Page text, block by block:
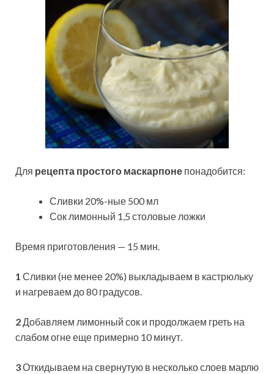
Для рецепта простого маскарпоне понадобится:
Сливки 20%-ные 500 мл
Сок лимонный 1,5 столовые ложки
Время приготовления — 15 мин.
1 Сливки (не менее 20%) выкладываем в кастрюльку
и нагреваем до 80 градусов.
2Добавляем лимонный сок и продолжаем греть на
слабом огне еще примерно 10 минут.
3Откидываем на свернутую в несколько слоев марлю